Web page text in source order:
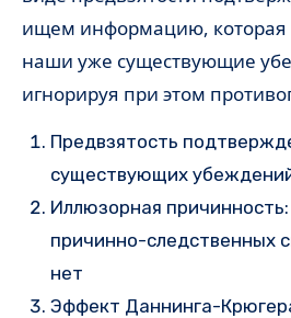
ищем информацию, которая
наши уже существующие
игнорируя при этом
Предвзятость
существующих
Иллюзорная
причинно-следственных
нет
Эффект Даннинга-